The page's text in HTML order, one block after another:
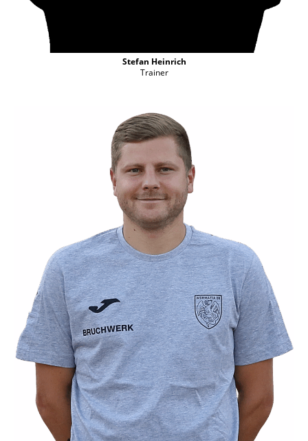
Stefan Heinrich
Trainer